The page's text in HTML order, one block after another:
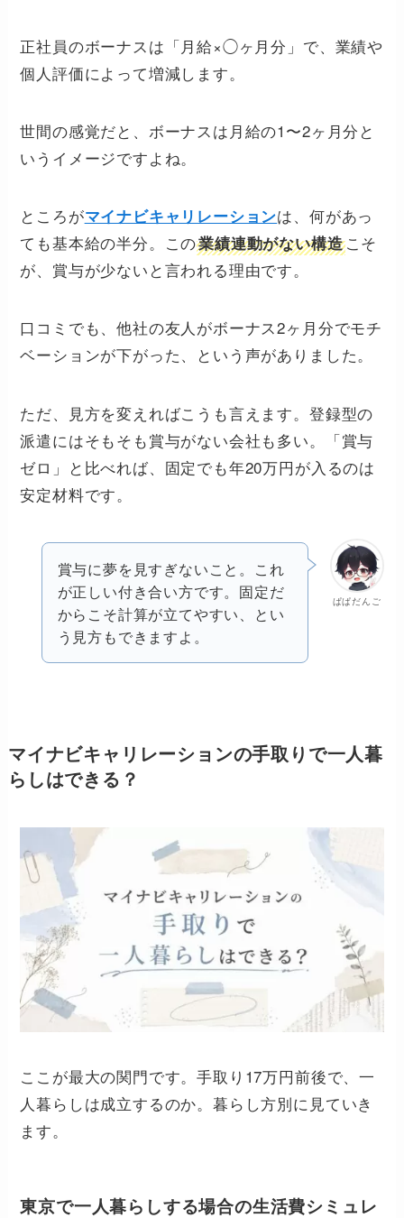
正社員のボーナスは「月給×◯ヶ月分」で、業績や
個人評価によって増減します。
世間の感覚だと、ボーナスは月給の1〜2ヶ月分と
いうイメージですよね。
ところがマイナビキャリレーションは、何があっ
ても基本給の半分。この業績連動がない構造こそ
が、賞与が少ないと言われる理由です。
口コミでも、他社の友人がボーナス2ヶ月分でモチ
ベーションが下がった、という声がありました。
ただ、見方を変えればこうも言えます。登録型の
派遣にはそもそも賞与がない会社も多い。「賞与
ゼロ」と比べれば、固定でも年20万円が入るのは
安定材料です。
ぱぱだんご
賞与に夢を見すぎないこと。これ
が正しい付き合い方です。固定だ
からこそ計算が立てやすい、とい
う見方もできますよ。
マイナビキャリレーションの手取りで一人暮
らしはできる？
ここが最大の関門です。手取り17万円前後で、一
人暮らしは成立するのか。暮らし方別に見ていき
ます。
東京で一人暮らしする場合の生活費シミュレ